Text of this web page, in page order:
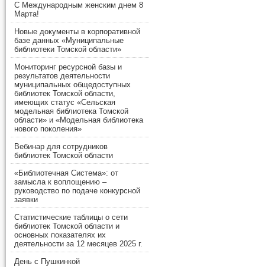
С Международным женским днем 8
Марта!
Новые документы в корпоративной
базе данных «Муниципальные
библиотеки Томской области»
Мониторинг ресурсной базы и
результатов деятельности
муниципальных общедоступных
библиотек Томской области,
имеющих статус «Сельская
модельная библиотека Томской
области» и «Модельная библиотека
нового поколения»
Вебинар для сотрудников
библиотек Томской области
«Библиотечная Система»: от
замысла к воплощению –
руководство по подаче конкурсной
заявки
Статистические таблицы о сети
библиотек Томской области и
основных показателях их
деятельности за 12 месяцев 2025 г.
День с Пушкинкой